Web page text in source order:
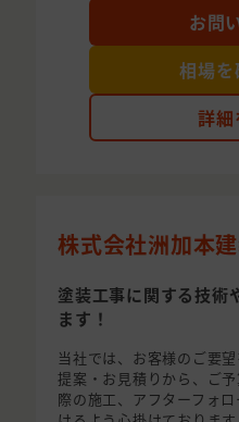
詳細
お問
相場を
株式会社洲加本
塗装工事に関する技術
ます！
当社では、お客様のご要
提案・お見積りから、ご
際の施工、アフターフォ